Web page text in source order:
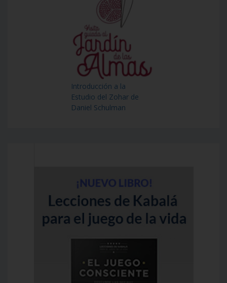
Introducción a la
Estudio del Zohar de
Daniel Schulman